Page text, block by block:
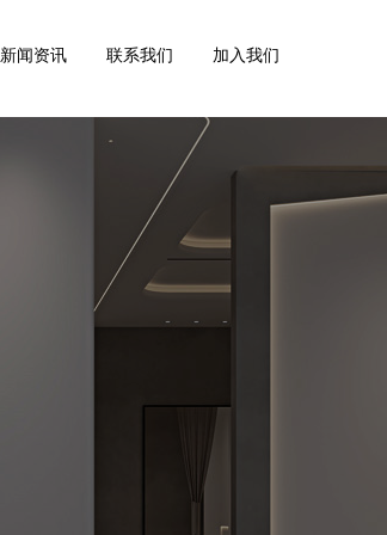
新闻资讯 联系我们 加入我们